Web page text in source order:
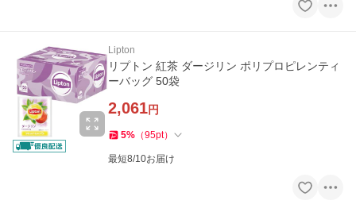
Lipton
リプトン 紅茶 ダージリン ポリプロピレンティ
ーバッグ 50袋
2,061円
5% （95pt）
最短8/10お届け